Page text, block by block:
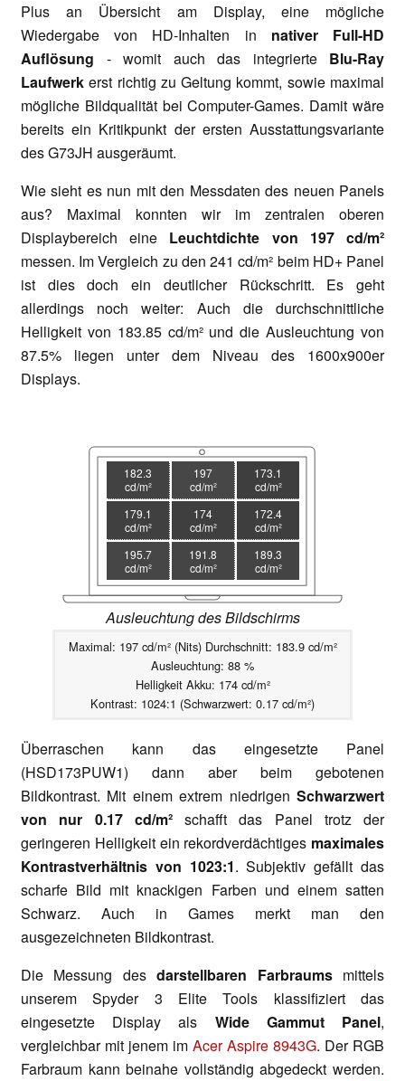
Plus an Übersicht am Display, eine mögliche
Wiedergabe von HD-Inhalten in nativer Full-HD
Auflösung - womit auch das integrierte Blu-Ray
Laufwerk erst richtig zu Geltung kommt, sowie maximal
mögliche Bildqualität bei Computer-Games. Damit wäre
bereits ein Kritikpunkt der ersten Ausstattungsvariante
des G73JH ausgeräumt.
Wie sieht es nun mit den Messdaten des neuen Panels
aus? Maximal konnten wir im zentralen oberen
Displaybereich eine Leuchtdichte von 197 cd/m²
messen. Im Vergleich zu den 241 cd/m² beim HD+ Panel
ist dies doch ein deutlicher Rückschritt. Es geht
allerdings noch weiter: Auch die durchschnittliche
Helligkeit von 183.85 cd/m² und die Ausleuchtung von
87.5% liegen unter dem Niveau des 1600x900er
Displays.
182.3
cd/m²
197
cd/m²
173.1
cd/m²
179.1
cd/m²
174
cd/m²
172.4
cd/m²
195.7
cd/m²
191.8
cd/m²
189.3
cd/m²
Ausleuchtung des Bildschirms
Maximal: 197 cd/m² (Nits) Durchschnitt: 183.9 cd/m²
Ausleuchtung: 88 %
Helligkeit Akku: 174 cd/m²
Kontrast: 1024:1 (Schwarzwert: 0.17 cd/m²)
Überraschen kann das eingesetzte Panel
(HSD173PUW1) dann aber beim gebotenen
Bildkontrast. Mit einem extrem niedrigen Schwarzwert
von nur 0.17 cd/m²schafft das Panel trotz der
geringeren Helligkeit ein rekordverdächtiges maximales
Kontrastverhältnis von 1023:1. Subjektiv gefällt das
scharfe Bild mit knackigen Farben und einem satten
Schwarz. Auch in Games merkt man den
ausgezeichneten Bildkontrast.
Die Messung desdarstellbaren Farbraumsmittels
unserem Spyder 3 Elite Tools klassifiziert das
eingesetzte Display als Wide Gammut Panel,
vergleichbar mit jenem im Acer Aspire 8943G. Der RGB
Farbraum kann beinahe vollständig abgedeckt werden.